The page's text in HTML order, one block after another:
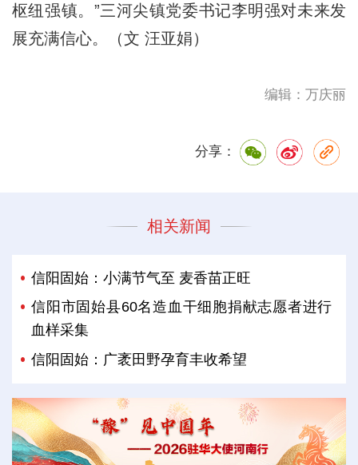
枢纽强镇。”三河尖镇党委书记李明强对未来发
展充满信心。（文 汪亚娟）
编辑：万庆丽
分享：
相关新闻
信阳固始：小满节气至 麦香苗正旺
信阳市固始县60名造血干细胞捐献志愿者进行
血样采集
信阳固始：广袤田野孕育丰收希望